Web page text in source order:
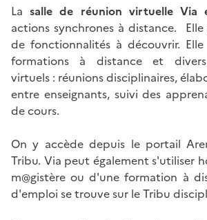
Lasalle de réunion virtuelle Via
actions synchrones à distance.
de fonctionnalités à découvrir.
formations à distance et divers
virtuels : réunions disciplinaires,
entre enseignants, suivi des
de cours.
On y accède depuis le portail
Tribu. Via peut également s'utiliser
m@gistère ou d'une formation à
d'emploi se trouve sur le Tribu